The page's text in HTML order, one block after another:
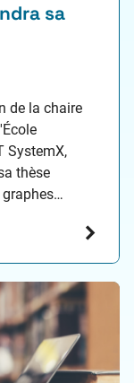
sa
de la chaire
SystemX,
thèse
cyberattaques